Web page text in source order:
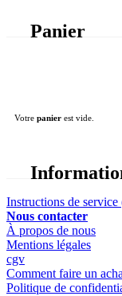
Panier
Votre panier est vide.
Instructions de service
Nous contacter
À propos de nous
Mentions légales
cgv
Comment faire un
Politique de